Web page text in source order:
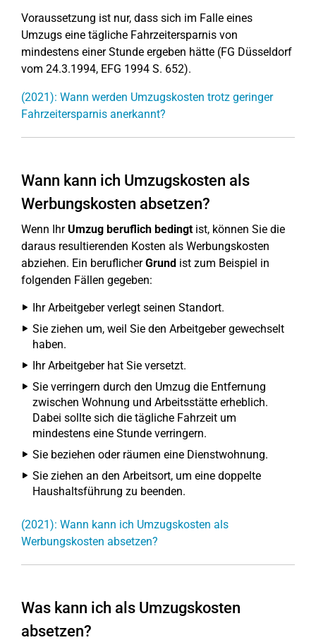
Voraussetzung ist nur, dass sich im Falle eines
Umzugs eine tägliche Fahrzeitersparnis von
mindestens einer Stunde ergeben hätte (FG Düsseldorf
vom 24.3.1994, EFG 1994 S. 652).
(2021): Wann werden Umzugskosten trotz geringer
Fahrzeitersparnis anerkannt?
Wann kann ich Umzugskosten als
Werbungskosten absetzen?
Wenn Ihr Umzug beruflich bedingtist, können Sie die
daraus resultierenden Kosten als Werbungskosten
abziehen. Ein beruflicherGrund ist zum Beispiel in
folgenden Fällen gegeben:
Ihr Arbeitgeber verlegt seinen Standort.
Sie ziehen um, weil Sie den Arbeitgeber gewechselt
haben.
Ihr Arbeitgeber hat Sie versetzt.
Sie verringern durch den Umzug die Entfernung
zwischen Wohnung und Arbeitsstätte erheblich.
Dabei sollte sich die tägliche Fahrzeit um
mindestens eine Stunde verringern.
Sie beziehen oder räumen eine Dienstwohnung.
Sie ziehen an den Arbeitsort, um eine doppelte
Haushaltsführung zu beenden.
(2021): Wann kann ich Umzugskosten als
Werbungskosten absetzen?
Was kann ich als Umzugskosten
absetzen?